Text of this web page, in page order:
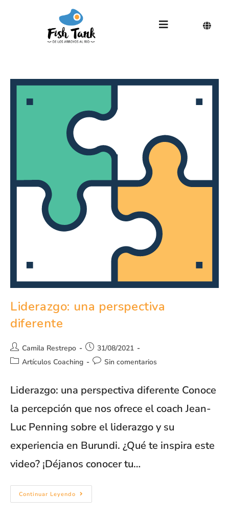
Liderazgo: una perspectiva
diferente
Camila Restrepo
31/08/2021
Artículos Coaching
Sin comentarios
Liderazgo: una perspectiva diferente Conoce
la percepción que nos ofrece el coach Jean-
Luc Penning sobre el liderazgo y su
experiencia en Burundi. ¿Qué te inspira este
video? ¡Déjanos conocer tu…
Continuar Leyendo